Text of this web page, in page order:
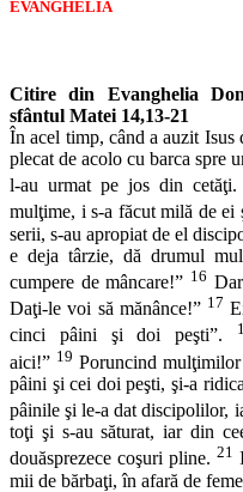
EVANGHELIA
Citire din Evanghelia
sfântul Matei 14,13-21
În acel timp, când a auzit Isus
plecat de acolo cu barca spre
l-au urmat pe jos din cetăţi.
mulţime, i s-a făcut milă de ei
serii, s-au apropiat de el
e deja târzie, dă drumul
cumpere de mâncare!” 16
Daţi-le voi să mănânce!” 17
cinci pâini şi doi peşti”.
aici!” 19 Poruncind mulţimilor
pâini şi cei doi peşti, şi-a
pâinile şi le-a dat discipolilor,
toţi şi s-au săturat, iar din
douăsprezece coşuri pline.21
mii de bărbaţi, în afară de